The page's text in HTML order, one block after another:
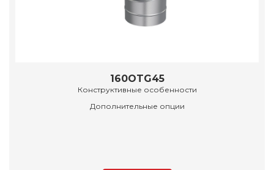
160OTG45
Конструктивные особенности
Дополнительные опции